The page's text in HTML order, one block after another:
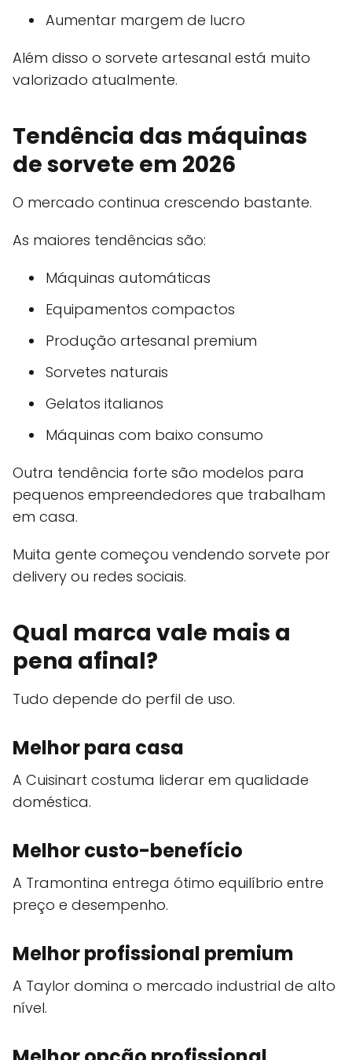
Aumentar margem de lucro
Além disso o sorvete artesanal está muito
valorizado atualmente.
Tendência das máquinas
de sorvete em 2026
O mercado continua crescendo bastante.
As maiores tendências são:
Máquinas automáticas
Equipamentos compactos
Produção artesanal premium
Sorvetes naturais
Gelatos italianos
Máquinas com baixo consumo
Outra tendência forte são modelos para
pequenos empreendedores que trabalham
em casa.
Muita gente começou vendendo sorvete por
delivery ou redes sociais.
Qual marca vale mais a
pena afinal?
Tudo depende do perfil de uso.
Melhor para casa
A Cuisinart costuma liderar em qualidade
doméstica.
Melhor custo-benefício
A Tramontina entrega ótimo equilíbrio entre
preço e desempenho.
Melhor profissional premium
A Taylor domina o mercado industrial de alto
nível.